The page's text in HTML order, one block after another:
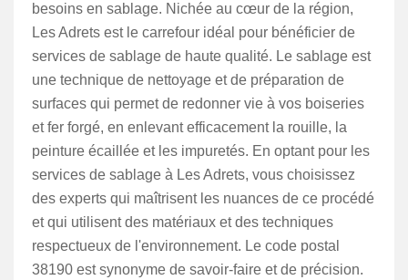
besoins en sablage. Nichée au cœur de la région,
Les Adrets est le carrefour idéal pour bénéficier de
services de sablage de haute qualité. Le sablage est
une technique de nettoyage et de préparation de
surfaces qui permet de redonner vie à vos boiseries
et fer forgé, en enlevant efficacement la rouille, la
peinture écaillée et les impuretés. En optant pour les
services de sablage à Les Adrets, vous choisissez
des experts qui maîtrisent les nuances de ce procédé
et qui utilisent des matériaux et des techniques
respectueux de l'environnement. Le code postal
38190 est synonyme de savoir-faire et de précision.